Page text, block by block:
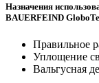
Назначения
BAUERFEIND
Правильное
Уплощение
Вальгусная